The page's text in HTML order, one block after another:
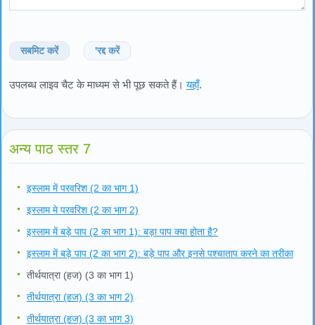
सबमिट करें 'रद्द करें
उपलब्ध लाइव चैट के माध्यम से भी पूछ सकते हैं।यहाँ.
अन्य पाठ स्तर 7
इस्लाम में परवरिश (2 का भाग 1)
इस्लाम मे परवरिश (2 का भाग 2)
इस्लाम में बड़े पाप (2 का भाग 1): बड़ा पाप क्या होता है?
इस्लाम में बड़े पाप (2 का भाग 2): बड़े पाप और इनसे पश्चाताप करने का तरीका
तीर्थयात्रा (हज) (3 का भाग 1)
तीर्थयात्रा (हज) (3 का भाग 2)
तीर्थयात्रा (हज) (3 का भाग 3)